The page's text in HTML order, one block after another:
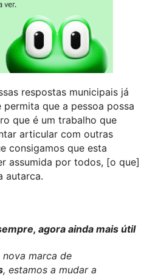
respostas municipais já
que a pessoa possa
que é um trabalho que
articular com outras
consigamos que esta
assumida por todos, [o que]
autarca.
agora ainda mais útil
marca de
, estamos a mudar a